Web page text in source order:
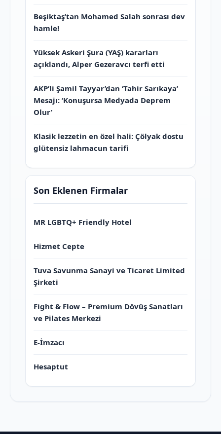
Beşiktaş’tan Mohamed Salah sonrası dev
hamle!
Yüksek Askeri Şura (YAŞ) kararları
açıklandı, Alper Gezeravcı terfi etti
AKP’li Şamil Tayyar’dan ‘Tahir Sarıkaya’
Mesajı: ‘Konuşursa Medyada Deprem
Olur’
Klasik lezzetin en özel hali: Çölyak dostu
glütensiz lahmacun tarifi
Son Eklenen Firmalar
MR LGBTQ+ Friendly Hotel
Hizmet Cepte
Tuva Savunma Sanayi ve Ticaret Limited
Şirketi
Fight & Flow – Premium Dövüş Sanatları
ve Pilates Merkezi
E-İmzacı
Hesaptut